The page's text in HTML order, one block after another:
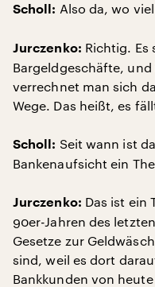
Scholl: Also da, wo
Jurczenko: Richtig. Es
Bargeldgeschäfte,
verrechnet man sich
Wege. Das heißt, es
Scholl: Seit wann ist
Bankenaufsicht ein
Jurczenko: Das ist ein
90er-Jahren des
Gesetze zur
sind, weil es dort
Bankkunden von